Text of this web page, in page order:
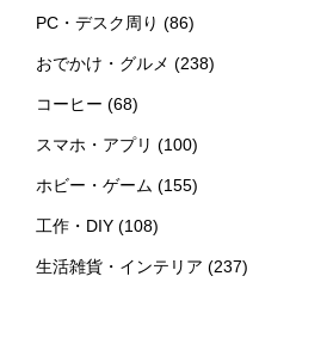
PC・デスク周り (86)
おでかけ・グルメ (238)
コーヒー (68)
スマホ・アプリ (100)
ホビー・ゲーム (155)
工作・DIY (108)
生活雑貨・インテリア (237)